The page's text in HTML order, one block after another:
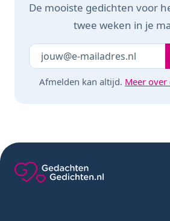
De mooiste gedichten voor
twee weken in je
Laat dit veld leeg Je e-
Afmelden kan altijd. Meer